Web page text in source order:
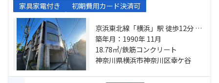
家具家電付き 初期費用カード決済可
京浜東北線「横浜」駅 徒歩12分 京
浜東北線「東神奈川」駅 徒歩9分 京
急本線「神奈川」駅 徒歩3分
築年月：1990年 11月
18.78㎡/鉄筋コンクリート
神奈川県横浜市神奈川区幸ケ谷